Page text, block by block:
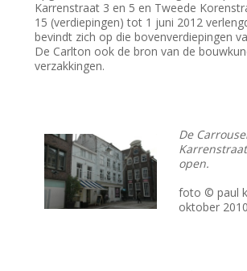
Karrenstraat 3 en 5 en Tweede
15 (verdiepingen) tot 1 juni 2012
bevindt zich op die bovenverdiepingen
De Carlton ook de bron van de
verzakkingen.
De
open.
foto © paul
oktober